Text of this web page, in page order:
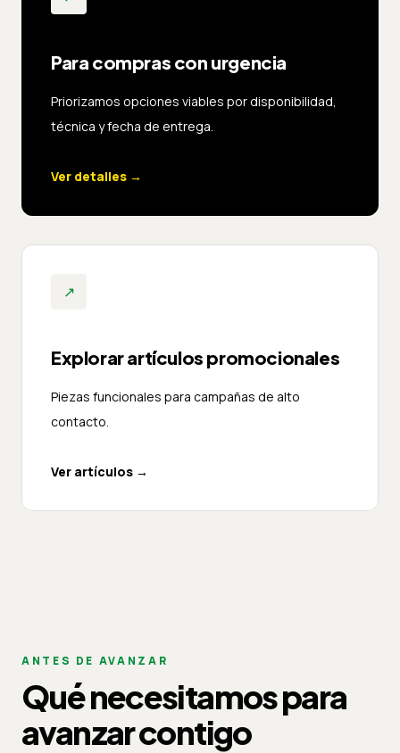
Para compras con urgencia
Priorizamos opciones viables por disponibilidad,
técnica y fecha de entrega.
Ver detalles →
↗
Explorar artículos promocionales
Piezas funcionales para campañas de alto
contacto.
Ver artículos →
ANTES DE AVANZAR
Qué necesitamos para
avanzar contigo